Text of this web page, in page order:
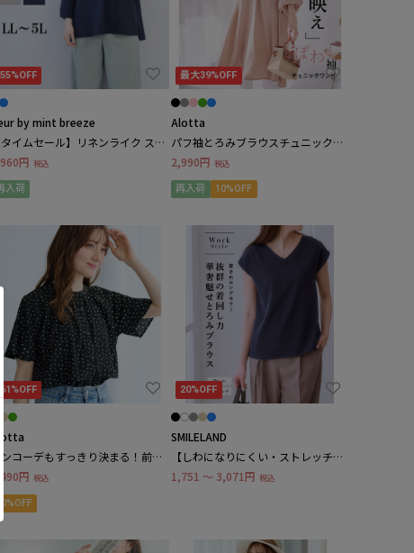
55%OFF
by mint breeze
タイムセール】リネンライク スキ
ーシャツ ブラウス セットアッ
LL/3L/4L/5L fleur by mint
円 税込
入荷
最大39%OFF
Alotta
パフ袖とろみブラウスチュニックワ
ンピース
2,990円 税込
再入荷 10%OFF
61%OFF
ンコーデもすっきり決まる！前後
ＷＡＹケープ風ブラウス
円 税込
10%OFF
20%OFF
SMILELAND
【しわになりにくい・ストレッチ】
前後2WAYフレンチスリーブTブラウ
ス（とろみシリーズ） 大きいサイ
1,751 ～ 3,071円 税込